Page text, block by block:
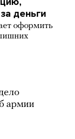
деньги
оформить
армии